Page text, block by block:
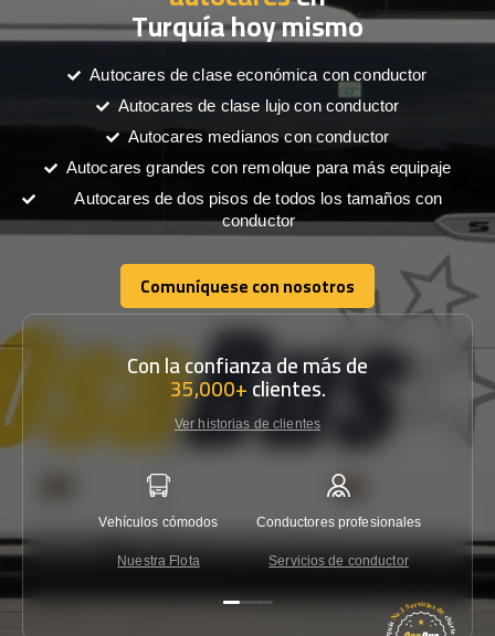
Turquía hoy mismo
Autocares de clase económica con conductor
Autocares de clase lujo con conductor
Autocares medianos con conductor
Autocares grandes con remolque para más equipaje
Autocares de dos pisos de todos los tamaños con
conductor
Comuníquese con nosotros
Comuníquese con nosotros
Con la confianza de más de
35,000+clientes.
Ver historias de clientes
Vehículos cómodos
Nuestra Flota
Conductores profesionales
Servicios de conductor